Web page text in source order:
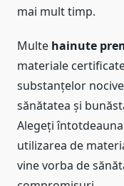
mai mult timp.
Multe hainute
materiale
substanțelor
sănătatea și
Alegeți
utilizarea de
vine vorba de